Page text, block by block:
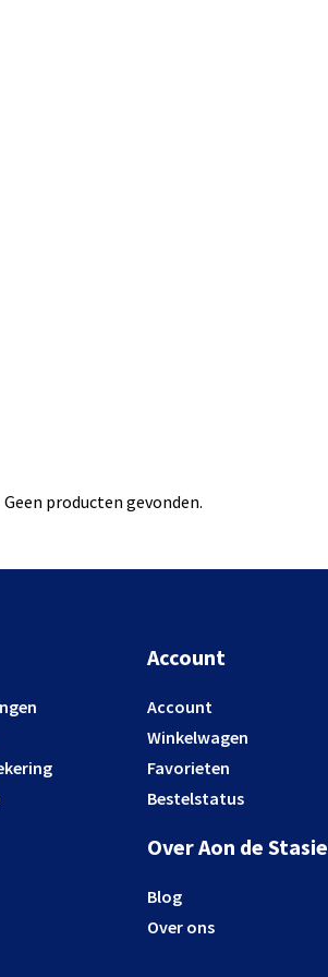
Geen producten gevonden.
Account
Account
Winkelwagen
Favorieten
Bestelstatus
Over Aon de Stasie
Blog
Over ons